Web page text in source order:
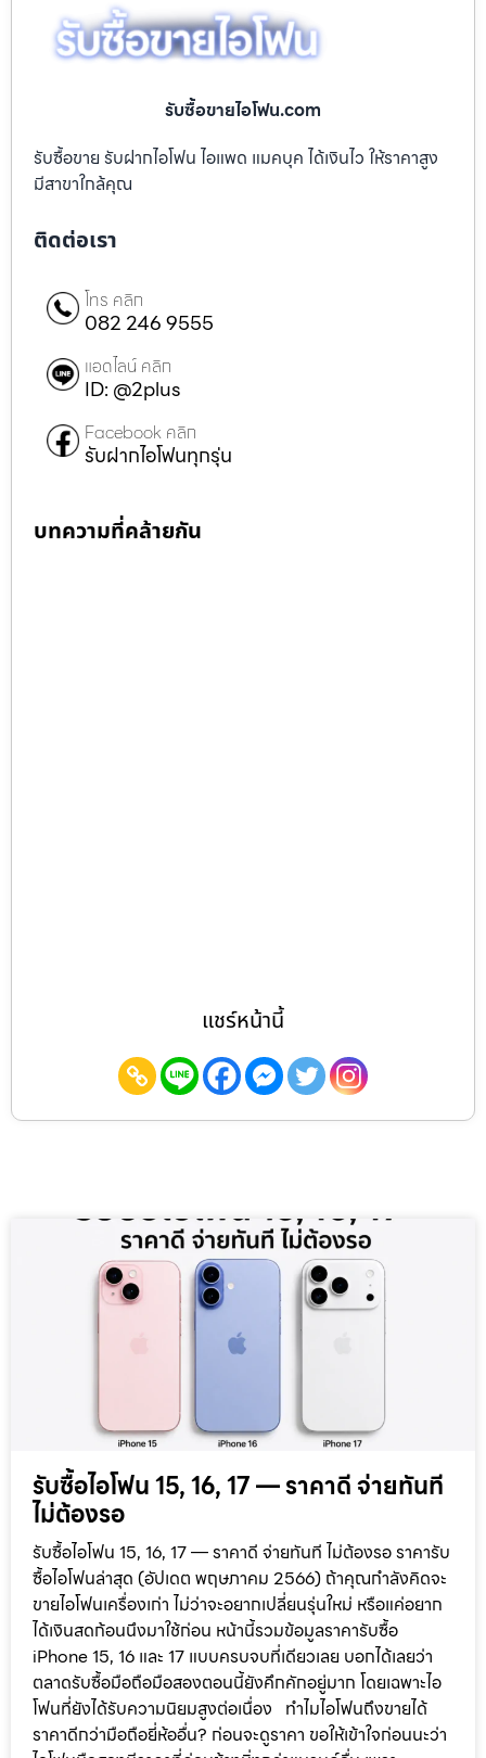
รับซื้อขายไอโฟน.com
รับซื้อขาย รับฝากไอโฟน ไอแพด แมคบุค ได้เงินไว ให้ราคาสูง
มีสาขาใกล้คุณ
ติดต่อเรา
โทร คลิก
082 246 9555
แอดไลน์ คลิก
ID: @2plus
Facebook คลิก
รับฝากไอโฟนทุกรุ่น
บทความที่คล้ายกัน
แชร์หน้านี้
รับซื้อไอโฟน 15, 16, 17 — ราคาดี จ่ายทันที
ไม่ต้องรอ
รับซื้อไอโฟน 15, 16, 17 — ราคาดี จ่ายทันที ไม่ต้องรอ ราคารับ
ซื้อไอโฟนล่าสุด (อัปเดต พฤษภาคม 2566) ถ้าคุณกำลังคิดจะ
ขายไอโฟนเครื่องเก่า ไม่ว่าจะอยากเปลี่ยนรุ่นใหม่ หรือแค่อยาก
ได้เงินสดก้อนนึงมาใช้ก่อน หน้านี้รวมข้อมูลราคารับซื้อ
iPhone 15, 16 และ 17 แบบครบจบที่เดียวเลย บอกได้เลยว่า
ตลาดรับซื้อมือถือมือสองตอนนี้ยังคึกคักอยู่มาก โดยเฉพาะไอ
โฟนที่ยังได้รับความนิยมสูงต่อเนื่อง ทำไมไอโฟนถึงขายได้
ราคาดีกว่ามือถือยี่ห้ออื่น? ก่อนจะดูราคา ขอให้เข้าใจก่อนนะว่า